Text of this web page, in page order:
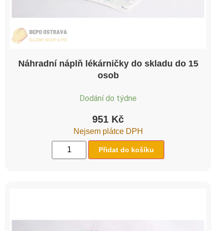
Náhradní náplň lékárničky do skladu do 15
osob
Dodání do týdne
951 Kč
Nejsem plátce DPH
Přidat do košíku